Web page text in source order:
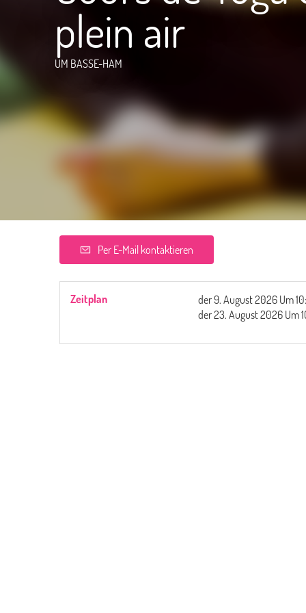
plein air
UM BASSE-HAM
Per E-Mail kontaktieren
Zeitplan der9. August 2026 Um
der23. August 2026 Um